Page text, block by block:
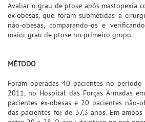
Avaliar o grau de ptose após mastopexia
ex-obesas, que foram submetidas a
não-obesas, comparando-os e
maior grau de ptose no primeiro grupo.
MÉTODO
Foram operadas 40 pacientes no
2011, no Hospital das Forças Armadas
pacientes ex-obesas e 20 pacientes não-
das pacientes foi de 37,3 anos. Em